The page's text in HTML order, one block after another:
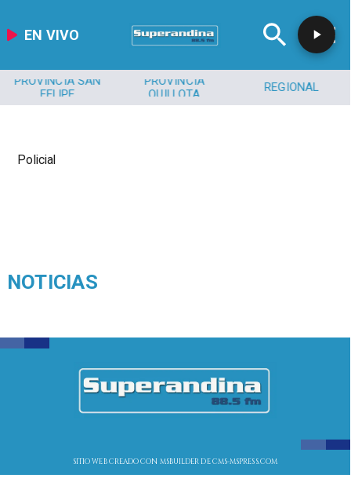
EN VIVO
PROVINCIA SAN
FELIPE
PROVINCIA
QUILLOTA
REGIONAL
Policial
NOTICIAS
SITIO WEB CREADO CON MSBUILDER DE CMS-MSPRESS.COM